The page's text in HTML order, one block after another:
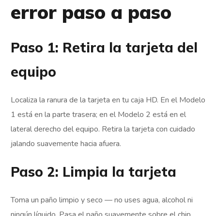
error paso a paso
Paso 1: Retira la tarjeta del
equipo
Localiza la ranura de la tarjeta en tu caja HD. En el Modelo
1 está en la parte trasera; en el Modelo 2 está en el
lateral derecho del equipo. Retira la tarjeta con cuidado
jalando suavemente hacia afuera.
Paso 2: Limpia la tarjeta
Toma un paño limpio y seco — no uses agua, alcohol ni